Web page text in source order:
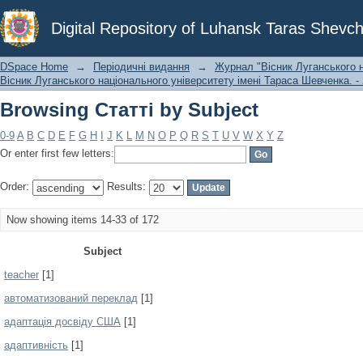
Digital Repository of Luhansk Taras
Browsing Статті by Subject
DSpace Home → Періодичні видання →
Журнал "Вісник Луганського
Вісник Луганського національного університету імені Тараса
Browsing Статті by Subject
0-9 A B C D E F G H J K L M N O P Q R S T U V W X Y Z
Or enter first few letters:
Order: Results:
Now showing items 14-33 of 172
Subject
teacher [1]
автоматизований переклад [1]
адаптація досвіду США [1]
адаптивність [1]